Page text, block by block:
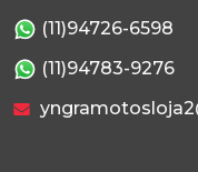
(11)94726-6598
(11)94783-9276